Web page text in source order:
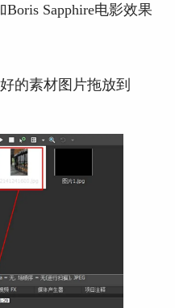
Sapphire电影效果
的素材图片拖放到